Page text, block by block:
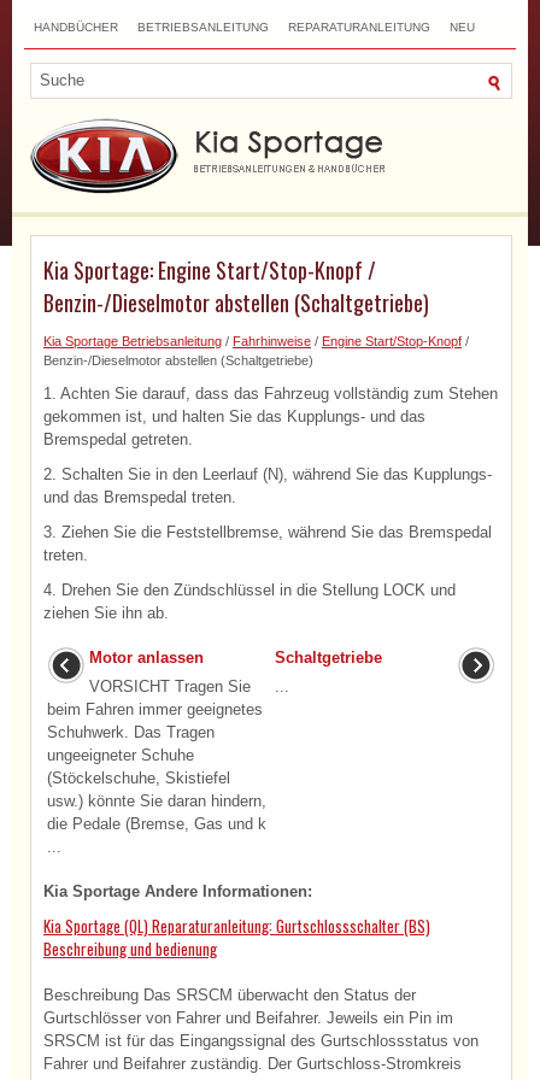
HANDBÜCHER BETRIEBSANLEITUNG REPARATURANLEITUNG NEU
Kia Sportage: Engine Start/Stop-Knopf /
Benzin-/Dieselmotor abstellen (Schaltgetriebe)
Kia Sportage Betriebsanleitung / Fahrhinweise / Engine Start/Stop-Knopf /
Benzin-/Dieselmotor abstellen (Schaltgetriebe)
1. Achten Sie darauf, dass das Fahrzeug vollständig zum Stehen
gekommen ist, und halten Sie das Kupplungs- und das
Bremspedal getreten.
2. Schalten Sie in den Leerlauf (N), während Sie das Kupplungs-
und das Bremspedal treten.
3. Ziehen Sie die Feststellbremse, während Sie das Bremspedal
treten.
4. Drehen Sie den Zündschlüssel in die Stellung LOCK und
ziehen Sie ihn ab.
Motor anlassen
VORSICHT Tragen Sie
beim Fahren immer geeignetes
Schuhwerk. Das Tragen
ungeeigneter Schuhe
(Stöckelschuhe, Skistiefel
usw.) könnte Sie daran hindern,
die Pedale (Bremse, Gas und k
...
Schaltgetriebe
...
Kia Sportage Andere Informationen:
Kia Sportage (QL) Reparaturanleitung: Gurtschlossschalter (BS)
Beschreibung und bedienung
Beschreibung Das SRSCM überwacht den Status der
Gurtschlösser von Fahrer und Beifahrer. Jeweils ein Pin im
SRSCM ist für das Eingangssignal des Gurtschlossstatus von
Fahrer und Beifahrer zuständig. Der Gurtschloss-Stromkreis